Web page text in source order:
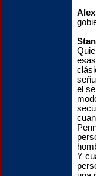
el
Y